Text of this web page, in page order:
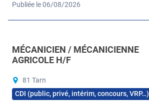
Publiée le 06/08/2026
MÉCANICIEN / MÉCANICIENNE
AGRICOLE H/F
81 Tarn
CDI (public, privé, intérim, concours, VRP…)